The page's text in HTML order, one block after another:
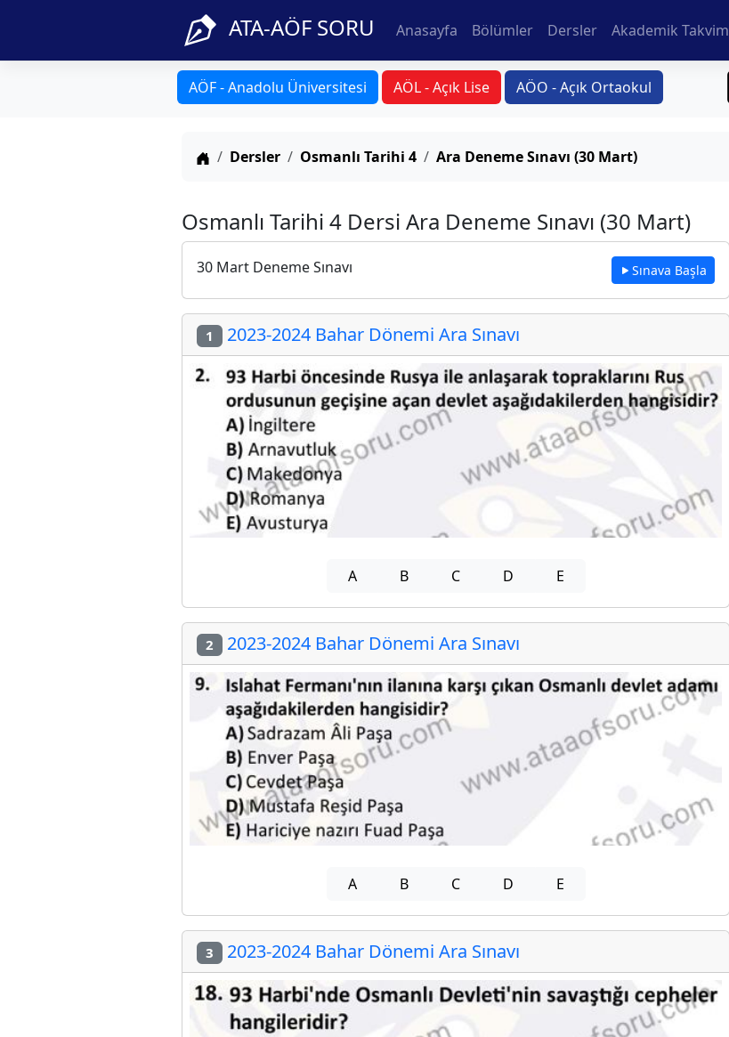
ATA-AÖF SORU Anasayfa Bölümler Dersler Akademik Takvim
AÖF - Anadolu Üniversitesi AÖL - Açık Lise AÖO - Açık Ortaokul
Anasayfa
Dersler Osmanlı Tarihi 4 Ara Deneme Sınavı (30 Mart)
Osmanlı Tarihi 4 Dersi Ara Deneme Sınavı (30 Mart)
30 Mart Deneme Sınavı Sınava Başla
1 2023-2024 Bahar Dönemi Ara Sınavı
A B C D E
2 2023-2024 Bahar Dönemi Ara Sınavı
A B C D E
3 2023-2024 Bahar Dönemi Ara Sınavı